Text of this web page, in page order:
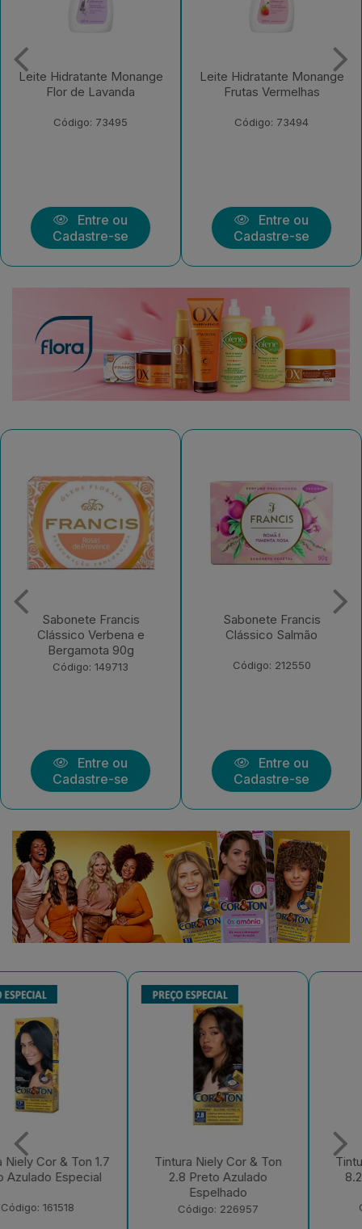
Leite Hidratante Monange
Flor de Lavanda
Código: 73495
Entre ou
Cadastre-se
Leite Hidratante Monange
Frutas Vermelhas
Código: 73494
Entre ou
Cadastre-se
Sabonete Francis
Clássico Verbena e
Bergamota 90g
Código: 149713
Entre ou
Cadastre-se
Sabonete Francis
Clássico Salmão
Código: 212550
Entre ou
Cadastre-se
Tintura Niely Cor & Ton
2.8 Preto Azulado
Código: 226957
Tintura Niely Cor & Ton
8.26 Marsala e Acai
Código: 226956